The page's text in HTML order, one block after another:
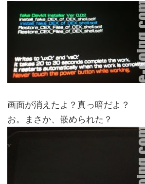
画面が消えたよ？真っ暗だよ？
お。まさか、嵌められた？